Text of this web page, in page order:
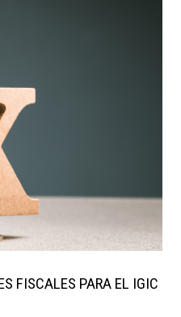
FISCALES PARA EL IGIC